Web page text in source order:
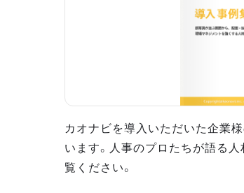
カオナビを導入いただいた企業
います。人事のプロたちが語る
覧ください。